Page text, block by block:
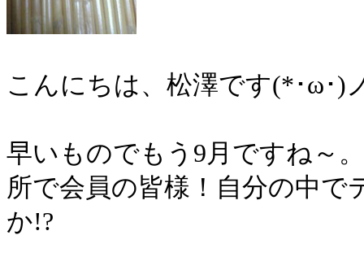
こんにちは、松澤です(*･ω･)
早いものでもう9月ですね～。
所で会員の皆様！自分の中
か!?